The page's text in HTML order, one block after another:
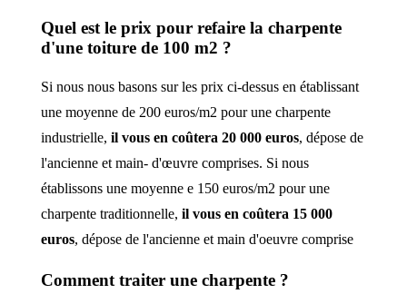
Quel est le prix pour refairela charpente
d'une toiture de 100 m2 ?
Si nous nous basons sur les prix ci-dessus en établissant
une moyenne de 200 euros/m2 pour une charpente
industrielle, il vous en coûtera 20 000 euros, dépose de
l'ancienne et main- d'œuvre comprises. Si nous
établissons une moyenne e 150 euros/m2 pour une
charpente traditionnelle, il vous en coûtera 15 000
euros, dépose de l'ancienne et main d'oeuvre comprise
Comment traiter une charpente ?